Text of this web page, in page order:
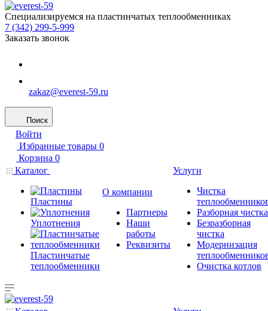
Специализируемся на пластинчатых теплообменниках
7 (342) 299-5-999
Заказать звонок
zakaz@everest-59.ru
Поиск
Войти
Избранные товары 0
Корзина 0
Каталог
Пластины
Уплотнения
Пластинчатые
теплообменники
О компании
Партнеры
Наши
работы
Реквизиты
Услуги
Чистка
Разборная чистка
Безразборная
чистка
Модернизация
Очистка котлов